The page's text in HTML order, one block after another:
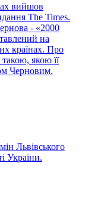
вийшов
The Times.
- «2000
на
країнах. Про
якою її
Черновим.
Львівського
України.